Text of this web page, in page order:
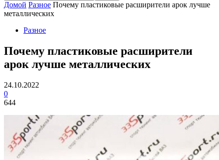
Домой Разное Почему пластиковые расширители арок лучше
металлических
Разное
Почему пластиковые расширители
арок лучше металлических
24.10.2022
0
644